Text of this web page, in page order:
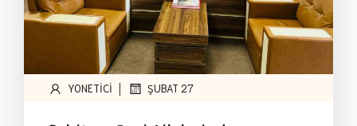
YONETICI | ŞUBAT 27